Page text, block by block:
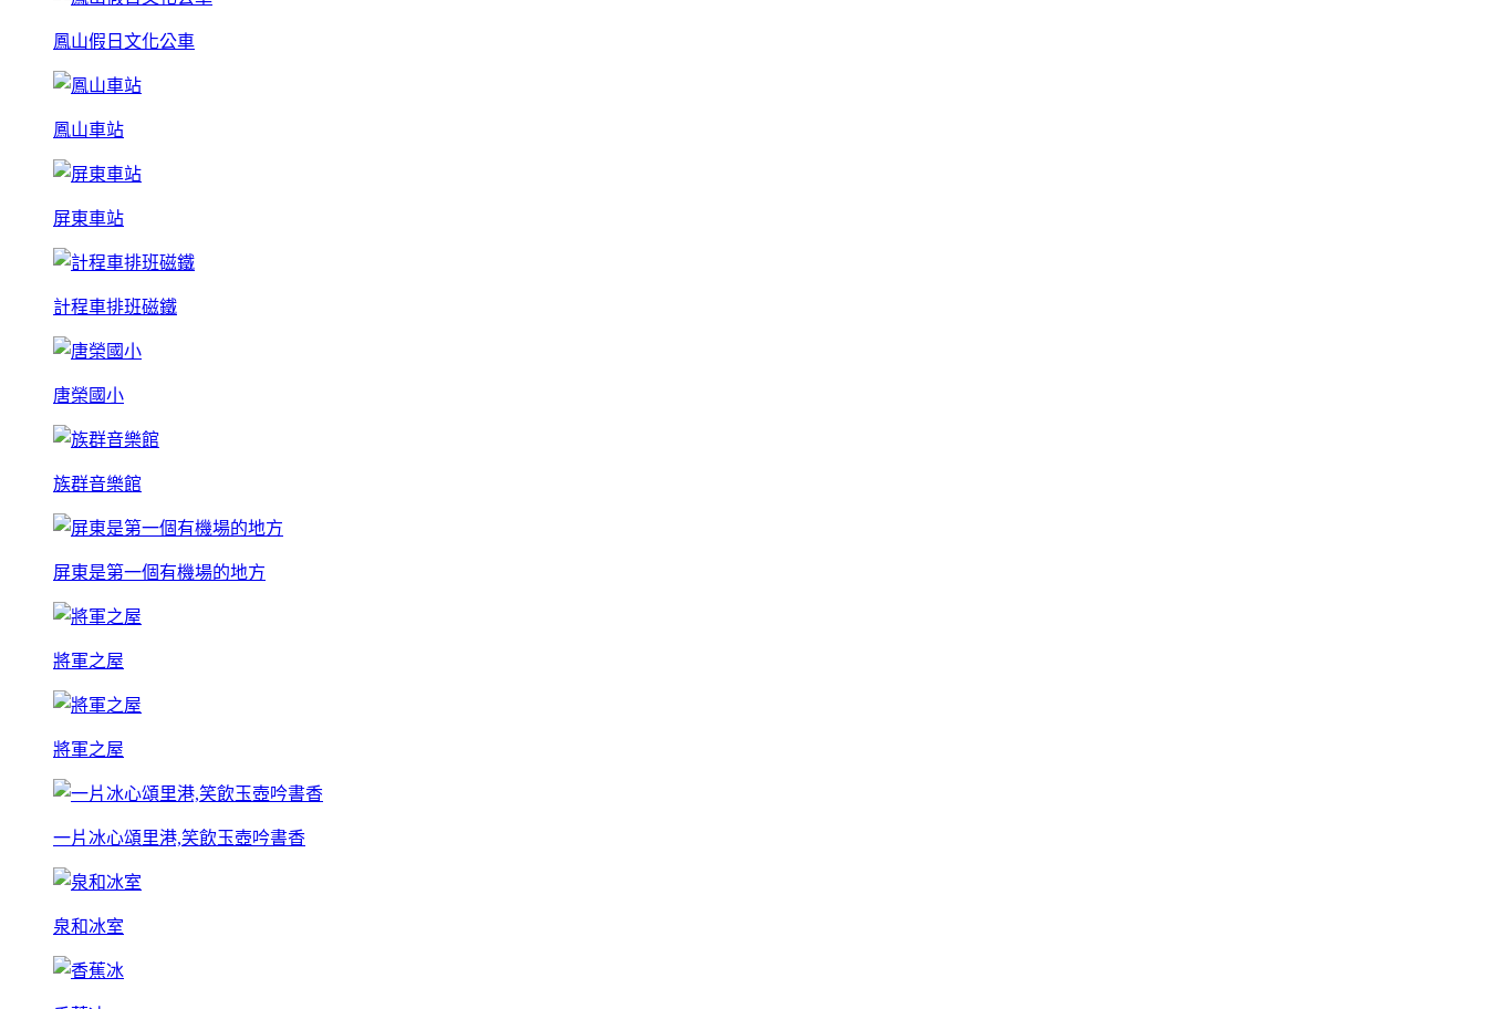
鳳山假日文化公車
鳳山車站
屏東車站
計程車排班磁鐵
唐榮國小
族群音樂館
屏東是第一個有機場的地方
將軍之屋
將軍之屋
一片冰心頌里港,笑飲玉壺吟書香
泉和冰室